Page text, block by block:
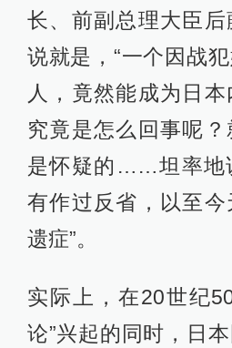
长、前副总理大臣
说就是，“一个因战
人，竟然能成为日
究竟是怎么回事呢
是怀疑的……坦率地
有作过反省，以至
遗症”。
实际上，在20世纪
论”兴起的同时，日